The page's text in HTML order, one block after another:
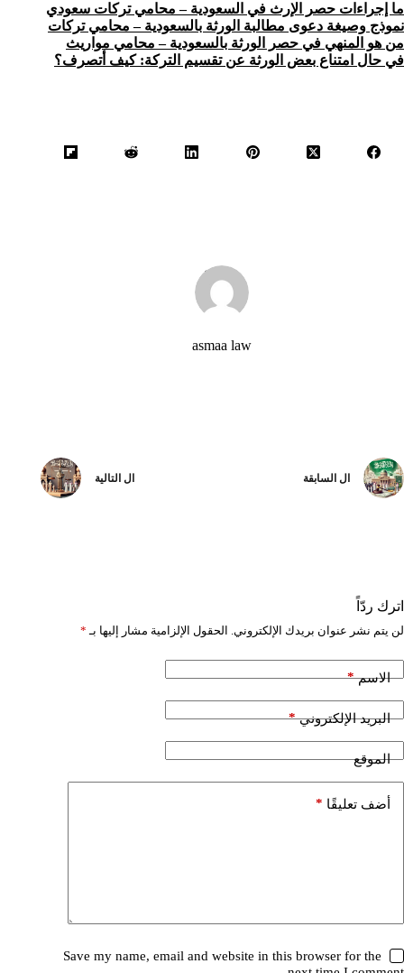
ما إجراءات حصر الإرث في السعودية – محامي تركات سعودي
نموذج وصيغة دعوى مطالبة الورثة بالسعودية – محامي تركات
من هو المنهي في حصر الورثة بالسعودية – محامي مواريث
في حال امتناع بعض الورثة عن تقسيم التركة: كيف أتصرف؟
asmaa law
ال السابقة ال التالية
اترك ردّاً
لن يتم نشر عنوان بريدك الإلكتروني. الحقول الإلزامية مشار إليها بـ *
الاسم*
البريد الإلكتروني*
الموقع
أضف تعليقًا *
Save my name, email and website in this browser for the